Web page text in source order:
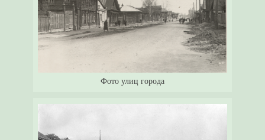
Фото улиц города